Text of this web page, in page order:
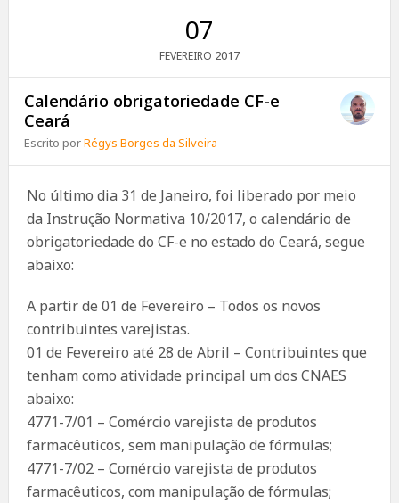
07
FEVEREIRO 2017
Calendário obrigatoriedade CF-e
Ceará
Escrito porRégys Borges da Silveira
No último dia 31 de Janeiro, foi liberado por meio
da Instrução Normativa 10/2017, o calendário de
obrigatoriedade do CF-e no estado do Ceará, segue
abaixo:
A partir de 01 de Fevereiro – Todos os novos
contribuintes varejistas.
01 de Fevereiro até 28 de Abril – Contribuintes que
tenham como atividade principal um dos CNAES
abaixo:
4771-7/01 – Comércio varejista de produtos
farmacêuticos, sem manipulação de fórmulas;
4771-7/02 – Comércio varejista de produtos
farmacêuticos, com manipulação de fórmulas;